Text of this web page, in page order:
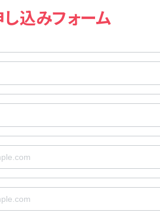
込みフォーム